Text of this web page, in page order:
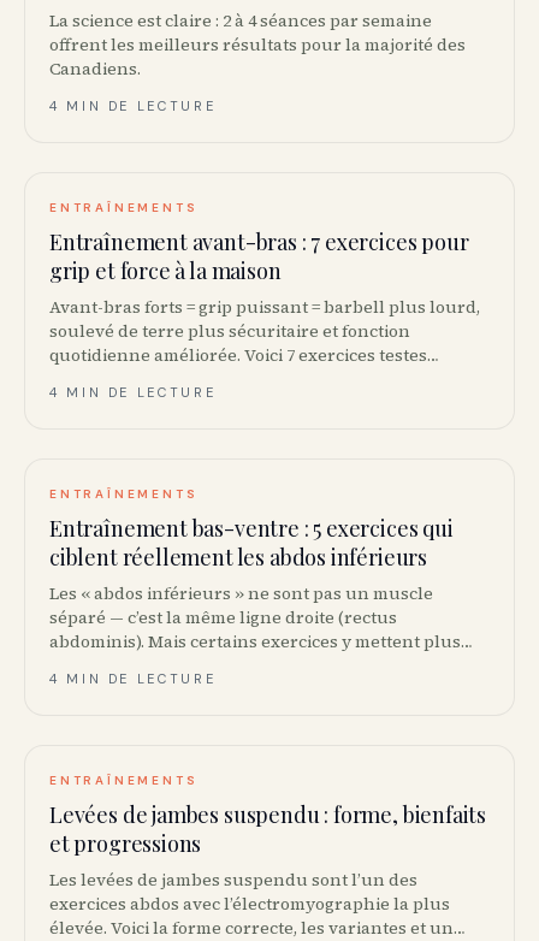
La science est claire : 2 à 4 séances par semaine
offrent les meilleurs résultats pour la majorité des
Canadiens.
4 MIN DE LECTURE
ENTRAÎNEMENTS
Entraînement avant-bras : 7 exercices pour
grip et force à la maison
Avant-bras forts = grip puissant = barbell plus lourd,
soulevé de terre plus sécuritaire et fonction
quotidienne améliorée. Voici 7 exercices testes
élastiques.
4 MIN DE LECTURE
ENTRAÎNEMENTS
Entraînement bas-ventre : 5 exercices qui
ciblent réellement les abdos inférieurs
Les « abdos inférieurs » ne sont pas un muscle
séparé — c’est la même ligne droite (rectus
abdominis). Mais certains exercices y mettent plus
4 MIN DE LECTURE
ENTRAÎNEMENTS
Levées de jambes suspendu : forme, bienfaits
et progressions
Les levées de jambes suspendu sont l’un des
exercices abdos avec l’électromyographie la plus
élevée. Voici la forme correcte, les variantes et un